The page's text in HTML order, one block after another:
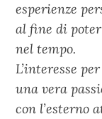
esperienze
al fine di
nel tempo.
L’interesse
una vera
con l’esterno